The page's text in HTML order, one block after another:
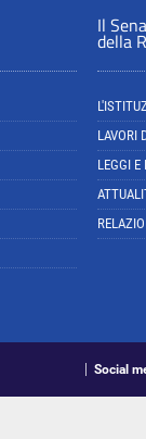
Il
della
LAVORI
LEGGI E
Social